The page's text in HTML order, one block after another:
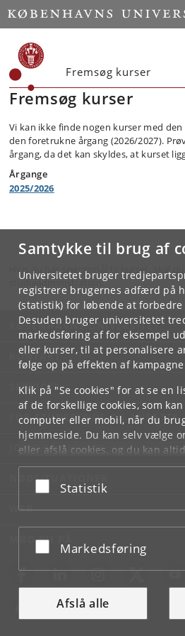
Samtykke til brug af
Universitetet bruger
registrere brugernes adfærd på
(statistik) for løbende at forbedre
Desuden bruger universitetet
markedsføring af for eksempel
eller kurser, til at personalisere
følge op på effekten af
Klik på "Se cookies" for at se en
af de forskellige cookies, som
computer eller mobil, når du
hjemmeside. Du kan selv vælge
eller afslå cookies, og du kan
underCookie- og privatlivspolitik
bunden af hver side.
Acceptér eller afslå
Statistik
Acceptér eller afslå
Markedsføring
Afslå alle
Fremsøg kurser
Fremsøg kurser
Vi kan ikke finde nogen kurser med
den foretrukne årgang (2026/2027).
årgang, da det kan skyldes, at kurset
Årgange
2025/2026
Hvis du har spørgsmål til kurset, skal
studieadministration.
KØBENHAVNS UNIVERSITET
KONTAKT
SERVICES
FOR STUDERENDE OG ANSATTE
JOB OG KARRIERE
NØDSITUATIONER
WEB
MØD KU PÅ